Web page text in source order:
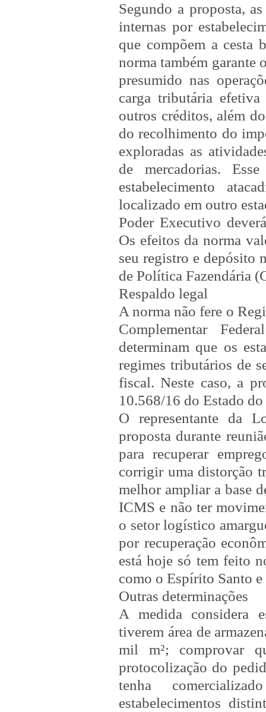
Segundo a proposta,
internas por
que compõem a cesta
norma também
presumido nas
carga tributária
outros créditos, além
do recolhimento do
exploradas as
de mercadorias.
estabelecimento
localizado em outro
Poder Executivo
Os efeitos da norma
seu registro e depósito
de Política Fazendária
Respaldo legal
A norma não fere o
Complementar
determinam que os
regimes tributários de
fiscal. Neste caso, a
10.568/16 do Estado
O representante da
proposta durante
para recuperar
corrigir uma distorção
melhor ampliar a base
ICMS e não ter
o setor logístico
por recuperação
está hoje só tem feito
como o Espírito Santo
Outras determinações
A medida considera
tiverem área de
mil m²; comprovar
protocolização do
tenha
estabelecimentos